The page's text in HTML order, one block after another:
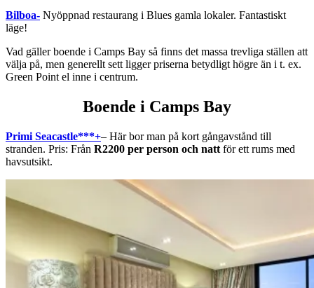
Bilboa- Nyöppnad restaurang i Blues gamla lokaler. Fantastiskt
läge!
Vad gäller boende i Camps Bay så finns det massa trevliga ställen att
välja på, men generellt sett ligger priserna betydligt högre än i t. ex.
Green Point el inne i centrum.
Boende i Camps Bay
Primi Seacastle***+– Här bor man på kort gångavstånd till
stranden. Pris: Från R2200 per person och natt för ett rums med
havsutsikt.